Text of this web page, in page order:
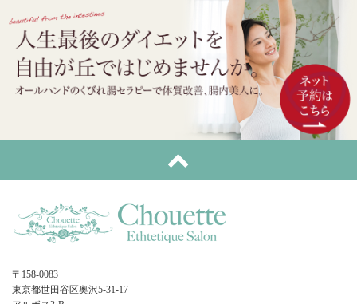
〒158-0083
東京都世田谷区奥沢5-31-17